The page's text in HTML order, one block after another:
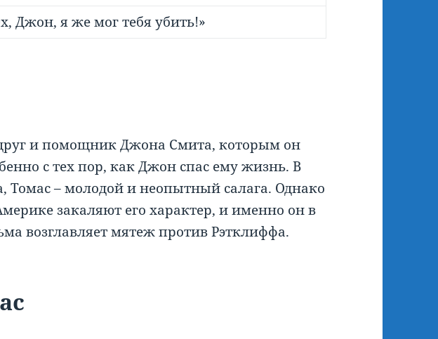
Джон, я же мог тебя убить!»
и помощник Джона Смита, которым он
с тех пор, как Джон спас ему жизнь. В
Томас – молодой и неопытный салага. Однако
закаляют его характер, и именно он в
возглавляет мятеж против Рэтклиффа.